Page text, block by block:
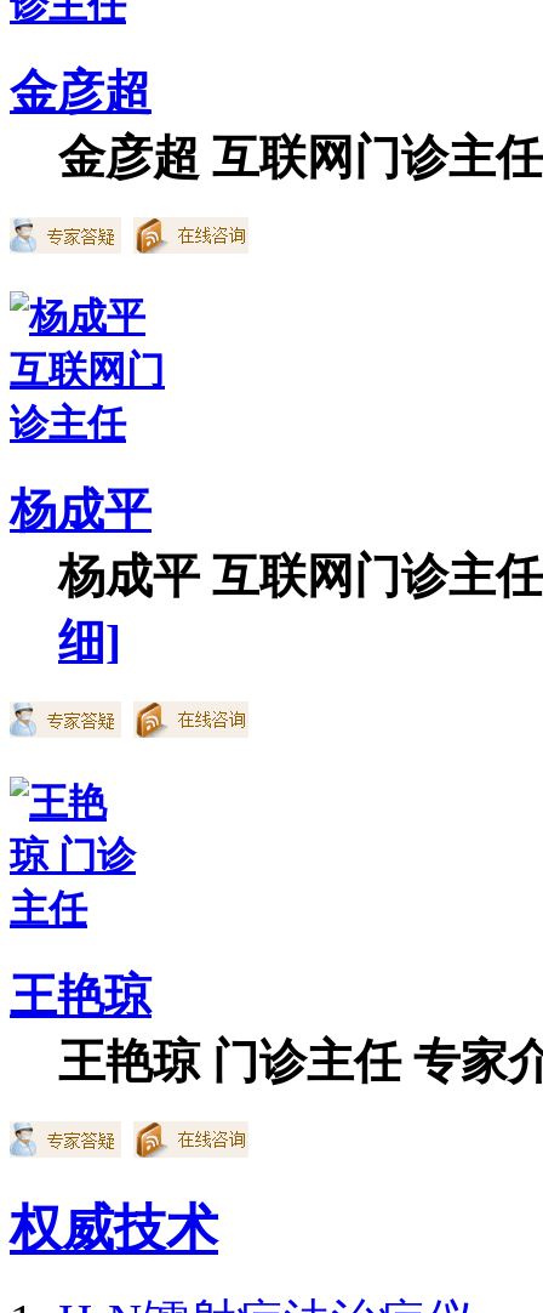
金彦超
金彦超 互联网门诊主
杨成平
杨成平 互联网门诊主
细]
王艳琼
王艳琼 门诊主任 专家
权威技术